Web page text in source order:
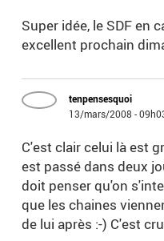
Super idée, le SDF en
excellent prochain
tenpensesquoi
13/mars/2008 -
C'est clair celui là est
est passé dans deux
doit penser qu'on
que les chaines
de lui après :-) C'est